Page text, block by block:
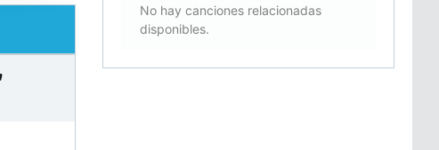
No hay canciones relacionadas
disponibles.